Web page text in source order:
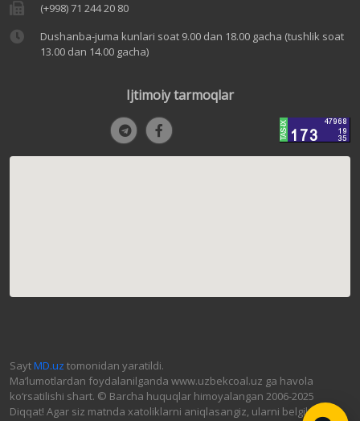
(+998) 71 244 20 80
Dushanba-juma kunlari soat 9.00 dan 18.00 gacha (tushlik soat
13.00 dan 14.00 gacha)
Ijtimoiy tarmoqlar
SaytMD.uz tomonidan yaratildi.
Ma’lumotlardan foydalanilganda www.uzbekcoal.uz ga havola
ko‘rsatilishi shart. © Barcha huquqlar himoyalangan 2006-2025
Diqqat! Agar siz matnda xatoliklarni aniqlasangiz, ularni belgilab,